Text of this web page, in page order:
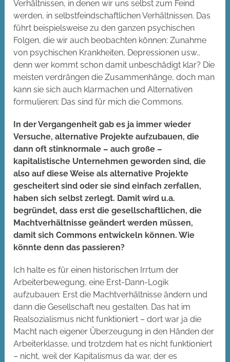
Verhältnissen, in denen wir uns selbst zum Feind
werden, in selbstfeindschaftlichen Verhältnissen. Das
führt beispielsweise zu den ganzen psychischen
Folgen, die wir auch beobachten können: Zunahme
von psychischen Krankheiten, Depressionen usw.,
denn wer kommt schon damit unbeschädigt klar? Die
meisten verdrängen die Zusammenhänge, doch man
kann sie sich auch klarmachen und Alternativen
formulieren: Das sind für mich die Commons.
In der Vergangenheit gab es ja immer wieder
Versuche, alternative Projekte aufzubauen, die
dann oft stinknormale – auch große –
kapitalistische Unternehmen geworden sind, die
also auf diese Weise als alternative Projekte
gescheitert sind oder sie sind einfach zerfallen,
haben sich selbst zerlegt. Damit wird u.a.
begründet, dass erst die gesellschaftlichen, die
Machtverhältnisse geändert werden müssen,
damit sich Commons entwickeln können. Wie
könnte denn das passieren?
Ich halte es für einen historischen Irrtum der
Arbeiterbewegung, eine Erst-Dann-Logik
aufzubauen: Erst die Machtverhältnisse ändern und
dann die Gesellschaft neu gestalten. Das hat im
Realsozialismus nicht funktioniert – dort war ja die
Macht nach eigener Überzeugung in den Händen der
Arbeiterklasse, und trotzdem hat es nicht funktioniert
– nicht, weil der Kapitalismus da war, der es